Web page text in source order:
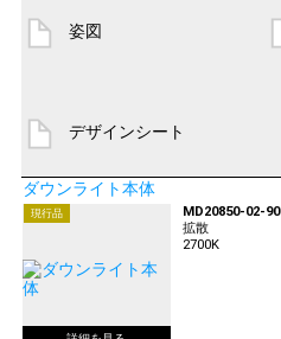
姿図
デザインシート
ダウンライト本体
現行品
MD20850-02-90
拡散
2700K